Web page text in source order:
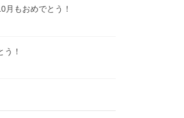
月もおめでとう！
う！